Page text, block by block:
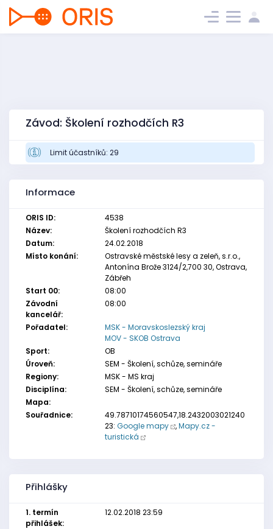
Závod: Školení rozhodčích R3
Limit účastníků: 29
Informace
ORIS ID:
4538
Název:
Školení rozhodčích R3
Datum:
24.02.2018
Místo konání:
Ostravské městské lesy a zeleň, s.r.o.,
Antonína Brože 3124/2,700 30, Ostrava,
Zábřeh
Start 00:
08:00
Závodní
kancelář:
08:00
Pořadatel:
MSK - Moravskoslezský kraj
MOV - SKOB Ostrava
Sport:
OB
Úroveň:
SEM - Školení, schůze, semináře
Regiony:
MSK - MS kraj
Disciplína:
SEM - Školení, schůze, semináře
Mapa:
Souřadnice:
49.78710174560547,18.2432003021240
23: Google mapy ,Mapy.cz -
turistická
Přihlášky
1. termín
přihlášek:
12.02.2018 23:59